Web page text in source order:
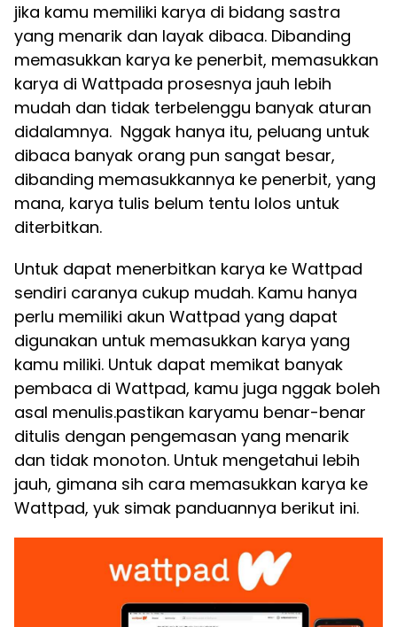
jika kamu memiliki karya di bidang sastra
yang menarik dan layak dibaca. Dibanding
memasukkan karya ke penerbit, memasukkan
karya di Wattpada prosesnya jauh lebih
mudah dan tidak terbelenggu banyak aturan
didalamnya. Nggak hanya itu, peluang untuk
dibaca banyak orang pun sangat besar,
dibanding memasukkannya ke penerbit, yang
mana, karya tulis belum tentu lolos untuk
diterbitkan.
Untuk dapat menerbitkan karya ke Wattpad
sendiri caranya cukup mudah. Kamu hanya
perlu memiliki akun Wattpad yang dapat
digunakan untuk memasukkan karya yang
kamu miliki. Untuk dapat memikat banyak
pembaca di Wattpad, kamu juga nggak boleh
asal menulis.pastikan karyamu benar-benar
ditulis dengan pengemasan yang menarik
dan tidak monoton. Untuk mengetahui lebih
jauh, gimana sih cara memasukkan karya ke
Wattpad, yuk simak panduannya berikut ini.